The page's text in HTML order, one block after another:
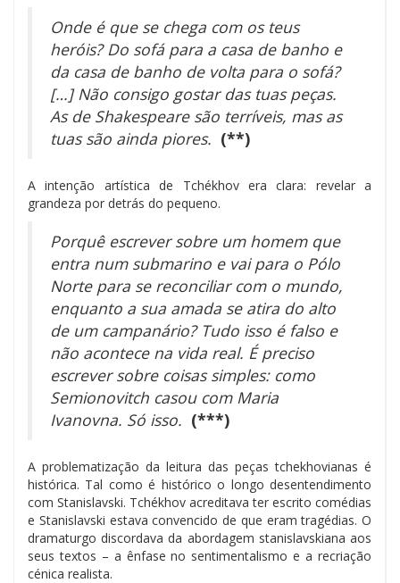
Onde é que se chega com os teus
heróis? Do sofá para a casa de banho e
da casa de banho de volta para o sofá?
[…] Não consigo gostar das tuas peças.
As de Shakespeare são terríveis, mas as
tuas são ainda piores. (**)
A intenção artística de Tchékhov era clara: revelar a
grandeza por detrás do pequeno.
Porquê escrever sobre um homem que
entra num submarino e vai para o Pólo
Norte para se reconciliar com o mundo,
enquanto a sua amada se atira do alto
de um campanário? Tudo isso é falso e
não acontece na vida real. É preciso
escrever sobre coisas simples: como
Semionovitch casou com Maria
Ivanovna. Só isso. (***)
A problematização da leitura das peças tchekhovianas é
histórica. Tal como é histórico o longo desentendimento
com Stanislavski. Tchékhov acreditava ter escrito comédias
e Stanislavski estava convencido de que eram tragédias. O
dramaturgo discordava da abordagem stanislavskiana aos
seus textos – a ênfase no sentimentalismo e a recriação
cénica realista.